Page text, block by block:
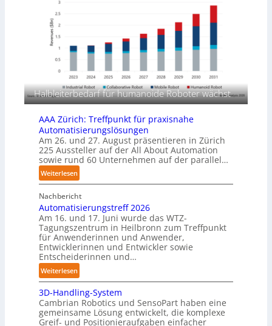
f
ü
r
T
a
u
c
h
r
o
b
o
t
e
r
c
h
n
e
n
p
e
r
o
b
o
t
Halbleiterbedarf für humanoide Roboter wächst
AAA Zürich: Treffpunkt für praxisnahe
Automatisierungslösungen
Am 26. und 27. August präsentieren in Zürich
225 Aussteller auf der All About Automation
sowie rund 60 Unternehmen auf der parallel…
Weiterlesen:
A
A
A
Z
ü
r
i
c
h
:
T
r
e
Nachbericht
Automatisierungstreff 2026
Am 16. und 17. Juni wurde das WTZ-
Tagungszentrum in Heilbronn zum Treffpunkt
für Anwenderinnen und Anwender,
Entwicklerinnen und Entwickler sowie
Entscheiderinnen und…
Weiterlesen:
A
u
t
o
3D-Handling-System
Cambrian Robotics und SensoPart haben eine
gemeinsame Lösung entwickelt, die komplexe
Greif- und Positionieraufgaben einfacher